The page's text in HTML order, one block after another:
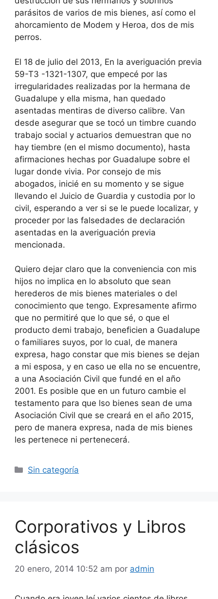
parásitos de varios de mis bienes, así como el
ahorcamiento de Modem y Heroa, dos de mis
perros.
El 18 de julio del 2013, En la averiguación previa
59-T3 -1321-1307, que empecé por las
irregularidades realizadas por la hermana de
Guadalupe y ella misma, han quedado
asentadas mentiras de diverso calibre. Van
desde asegurar que se tocó un timbre cuando
trabajo social y actuarios demuestran que no
hay tiembre (en el mismo documento), hasta
afirmaciones hechas por Guadalupe sobre el
lugar donde vivia. Por consejo de mis
abogados, inicié en su momento y se sigue
llevando el Juicio de Guardia y custodia por lo
civil, esperando a ver si se le puede localizar, y
proceder por las falsedades de declaración
asentadas en la averiguación previa
mencionada.
Quiero dejar claro que la conveniencia con mis
hijos no implica en lo absoluto que sean
herederos de mis bienes materiales o del
conocimiento que tengo. Expresamente afirmo
que no permitiré que lo que sé, o que el
producto demi trabajo, beneficien a Guadalupe
o familiares suyos, por lo cual, de manera
expresa, hago constar que mis bienes se dejan
a mi esposa, y en caso ue ella no se encuentre,
a una Asociación Civil que fundé en el año
2001. Es posible que en un futuro cambie el
testamento para que lso bienes sean de uma
Asociación Civil que se creará en el año 2015,
pero de manera expresa, nada de mis bienes
les pertenece ni pertenecerá.
Categorías
Sin categoría
Corporativos y Libros
clásicos
20 enero, 2014 10:52 am por admin